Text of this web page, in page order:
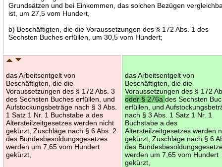
Grundsätzen und bei Einkommen, das solchen Bezügen
ist, um 27,5 vom Hundert,
b) Beschäftigten, die die Voraussetzungen des § 172 Abs. 1 des
Sechsten Buches erfüllen, um 30,5 vom Hundert;
das Arbeitsentgelt von
Beschäftigten, die die
Voraussetzungen des § 172 Abs. 3
des Sechsten Buches erfüllen, und
Aufstockungsbeträge nach § 3 Abs.
1 Satz 1 Nr. 1 Buchstabe a des
Altersteilzeitgesetzes werden nicht
gekürzt, Zuschläge nach § 6 Abs. 2
des Bundesbesoldungsgesetzes
werden um 7,65 vom Hundert
gekürzt,
das Arbeitsentgelt von
Beschäftigten, die die
Voraussetzungen des § 172
oder § 276ades Sechsten
erfüllen, und
nach § 3 Abs. 1 Satz 1 Nr. 1
Buchstabe a des
Altersteilzeitgesetzes werden
gekürzt, Zuschläge nach § 6
des
werden um 7,65 vom Hundert
gekürzt,